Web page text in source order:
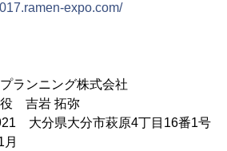
expo.com/
ンニング株式会社
吉岩 拓弥
大分県大分市萩原4丁目16番1号